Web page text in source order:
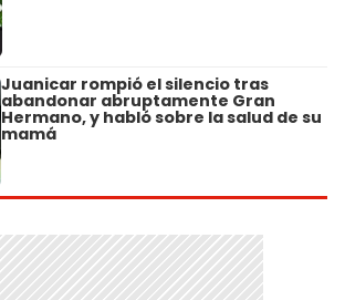
Juanicar rompió el silencio tras
abandonar abruptamente Gran
Hermano, y habló sobre la salud de su
mamá